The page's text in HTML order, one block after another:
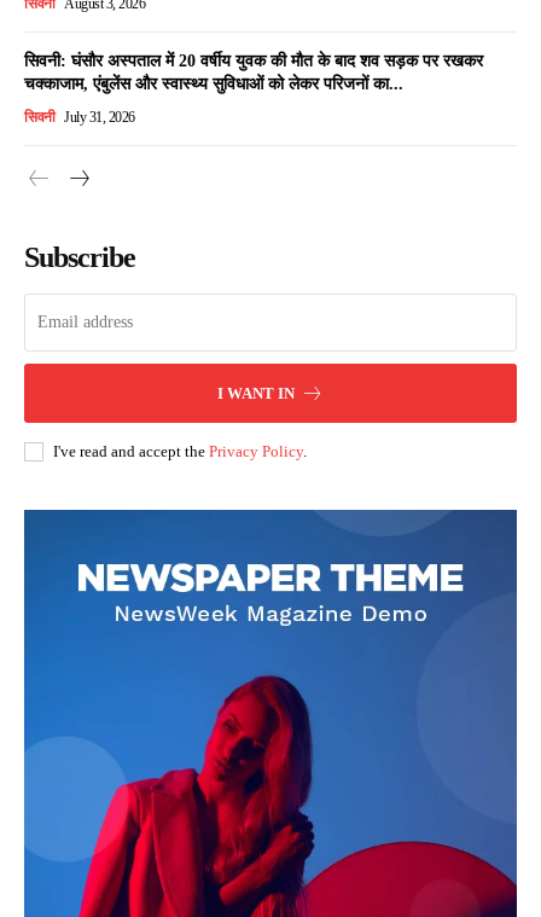
सिवनी August 3, 2026
सिवनी: घंसौर अस्पताल में 20 वर्षीय युवक की मौत के बाद शव सड़क पर रखकर
चक्काजाम, एंबुलेंस और स्वास्थ्य सुविधाओं को लेकर परिजनों का...
सिवनी July 31, 2026
Subscribe
I WANT IN
I've read and accept the Privacy Policy.